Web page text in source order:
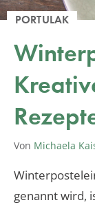
PORTULAK
Von Michaela
genannt wird,